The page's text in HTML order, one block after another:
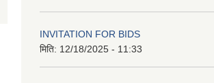
INVITATION FOR BIDS
मिति: 12/18/2025 - 11:33